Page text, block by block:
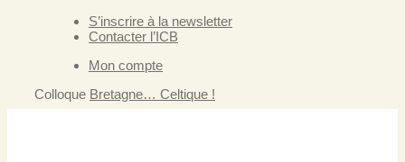
S’inscrire à la newsletter
Contacter l’ICB
Mon compte
Colloque Bretagne… Celtique !